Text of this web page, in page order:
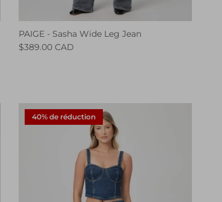
PAIGE - Sasha Wide Leg Jean
$389.00 CAD
40% de réduction